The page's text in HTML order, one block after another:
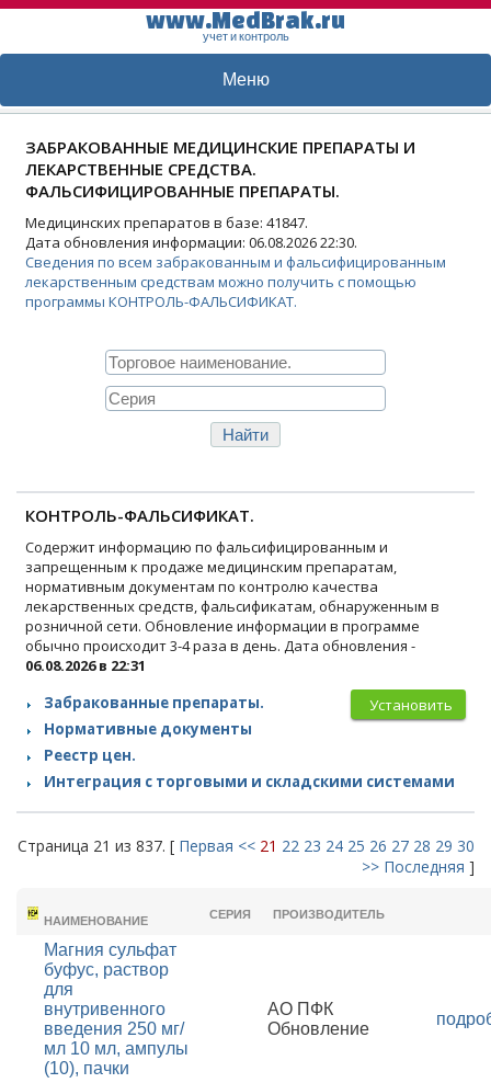
www.MedBrak.ru
учет и контроль
Меню
ЗАБРАКОВАННЫЕ МЕДИЦИНСКИЕ ПРЕПАРАТЫ И
ЛЕКАРСТВЕННЫЕ СРЕДСТВА.
ФАЛЬСИФИЦИРОВАННЫЕ ПРЕПАРАТЫ.
Медицинских препаратов в базе: 41847.
Дата обновления информации: 06.08.2026 22:30.
Сведения по всем забракованным и фальсифицированным
лекарственным средствам можно получить с помощью
программы КОНТРОЛЬ-ФАЛЬСИФИКАТ.
КОНТРОЛЬ-ФАЛЬСИФИКАТ.
Содержит информацию по фальсифицированным и
запрещенным к продаже медицинским препаратам,
нормативным документам по контролю качества
лекарственных средств, фальсификатам, обнаруженным в
розничной сети. Обновление информации в программе
обычно происходит 3-4 раза в день. Дата обновления -
06.08.2026 в 22:31
Установить
Забракованные препараты.
Нормативные документы
Реестр цен.
Интеграция с торговыми и складскими системами
Страница 21 из 837. [ Первая << 21 22 23 24 25 26 27 28 29 30
>> Последняя ]
НАИМЕНОВАНИЕ
СЕРИЯ ПРОИЗВОДИТЕЛЬ
Магния сульфат
буфус, раствор
для
внутривенного
введения 250 мг/
мл 10 мл, ампулы
(10), пачки
АО ПФК
Обновление